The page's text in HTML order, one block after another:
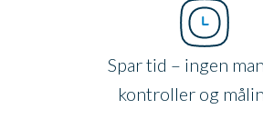
Spar tid – ingen
kontroller og